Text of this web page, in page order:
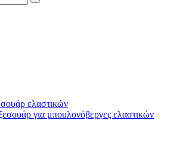
ελαστικών
για μπουλονόβεργες ελαστικών